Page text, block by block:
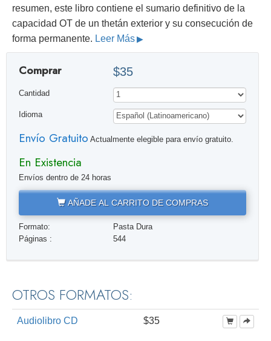
resumen, este libro contiene el sumario definitivo de la
capacidad OT de un thetán exterior y su consecución de
forma permanente. Leer Más
Comprar $35
Cantidad
Idioma
Envío Gratuito Actualmente elegible para envío gratuito.
En Existencia
Envíos dentro de 24 horas
AÑADE AL CARRITO DE COMPRAS
Formato:
Pasta Dura
Páginas :
544
OTROS FORMATOS:
Audiolibro CD $35